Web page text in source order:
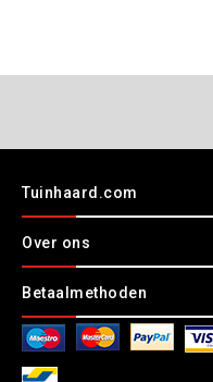
Tuinhaard.com
Over ons
Betaalmethoden